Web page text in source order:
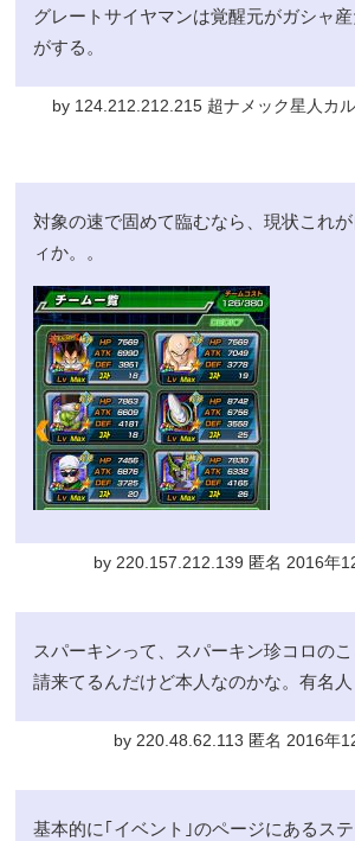
グレートサイヤマンは覚醒元がガシャ
がする。
by 124.212.212.215 超ナメック星人カル
対象の速で固めて臨むなら、現状これ
ィか。。
by 220.157.212.139 匿名 2016年
スパーキンって、スパーキン珍コロの
請来てるんだけど本人なのかな。有名人
by 220.48.62.113 匿名 2016年
基本的に｢イベント｣のページにあるス